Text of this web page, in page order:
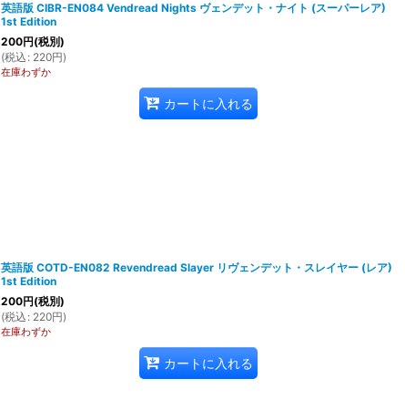
英語版 CIBR-EN084 Vendread Nights ヴェンデット・ナイト (スーパーレア)
1st Edition
200円(税別)
(税込 : 220円)
在庫わずか
カートに入れる
英語版 COTD-EN082 Revendread Slayer リヴェンデット・スレイヤー (レア)
1st Edition
200円(税別)
(税込 : 220円)
在庫わずか
カートに入れる